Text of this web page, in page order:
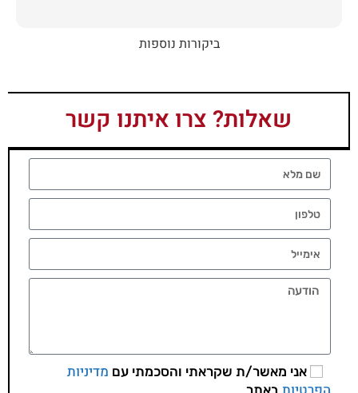
ביקורות נוספות
שאלות? צרו איתנו קשר
אני מאשר/ת שקראתי והסכמתי עם מדיניות